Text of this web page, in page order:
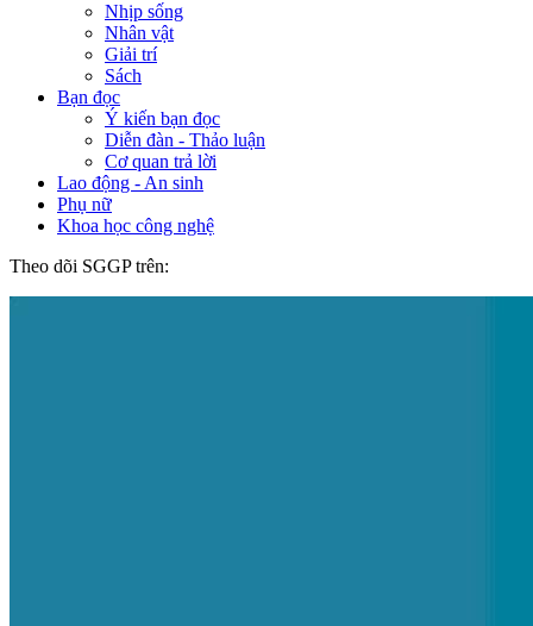
Nhịp sống
Nhân vật
Giải trí
Sách
Bạn đọc
Ý kiến bạn đọc
Diễn đàn - Thảo luận
Cơ quan trả lời
Lao động - An sinh
Phụ nữ
Khoa học công nghệ
Theo dõi SGGP trên: